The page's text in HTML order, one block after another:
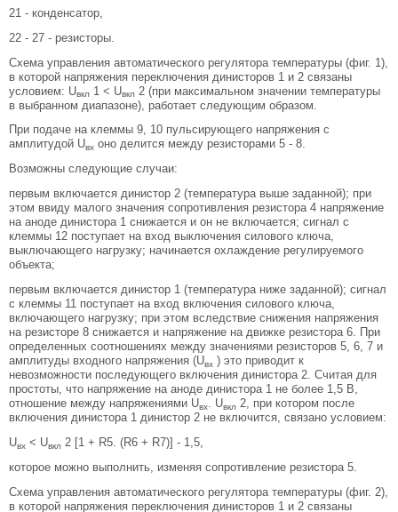
21 - конденсатор,
22 - 27 - резисторы.
Схема управления автоматического регулятора температуры (фиг. 1),
в которой напряжения переключения динисторов 1 и 2 связаны
условием: Uвкл 1 < Uвкл 2 (при максимальном значении температуры
в выбранном диапазоне), работает следующим образом.
При подаче на клеммы 9, 10 пульсирующего напряжения с
амплитудой Uвх оно делится между резисторами 5 - 8.
Возможны следующие случаи:
первым включается динистор 2 (температура выше заданной); при
этом ввиду малого значения сопротивления резистора 4 напряжение
на аноде динистора 1 снижается и он не включается; сигнал с
клеммы 12 поступает на вход выключения силового ключа,
выключающего нагрузку; начинается охлаждение регулируемого
объекта;
первым включается динистор 1 (температура ниже заданной); сигнал
с клеммы 11 поступает на вход включения силового ключа,
включающего нагрузку; при этом вследствие снижения напряжения
на резисторе 8 снижается и напряжение на движке резистора 6. При
определенных соотношениях между значениями резисторов 5, 6, 7 и
амплитуды входного напряжения (Uвх ) это приводит к
невозможности последующего включения динистора 2. Считая для
простоты, что напряжение на аноде динистора 1 не более 1,5 В,
отношение между напряжениями Uвх. Uвкл 2, при котором после
включения динистора 1 динистор 2 не включится, связано условием:
Uвх < Uвкл 2 [1 + R5. (R6 + R7)] - 1,5,
которое можно выполнить, изменяя сопротивление резистора 5.
Схема управления автоматического регулятора температуры (фиг. 2),
в которой напряжения переключения динисторов 1 и 2 связаны